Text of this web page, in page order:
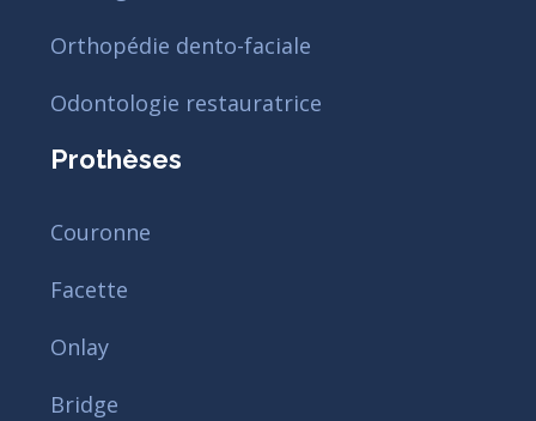
Orthopédie dento-faciale
Odontologie restauratrice
Prothèses
Couronne
Facette
Onlay
Bridge